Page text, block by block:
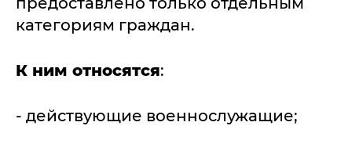
категориям граждан.
К ним относятся:
- действующие военнослужащие;